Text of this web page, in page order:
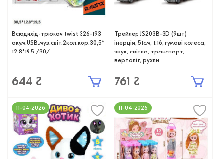
Всюдихід-трюкач twist 326-193
акум.USB.муз.світ.2кол.кор.30,5*
12,8*19,5 /30/
644 ₴
Трейлер JS203B-3D (9шт)
інерція, 51см, 1:16, гумові колеса,
звук, світло, транспорт,
вертоліт, рухли
761 ₴
11-04-2026 11-04-2026